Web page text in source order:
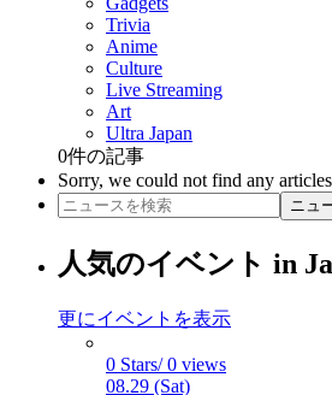
Trivia
Anime
Culture
Live Streaming
Art
Ultra Japan
0件の記事
Sorry, we could not find any
ニュ
人気のイベント in
更にイベントを表示
0 Stars/ 0 views
08.29 (Sat)